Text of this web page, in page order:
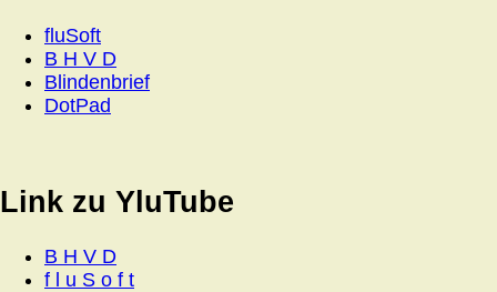
fluSoft
B H V D
Blindenbrief
DotPad
Link zu YluTube
B H V D
f l u S o f t